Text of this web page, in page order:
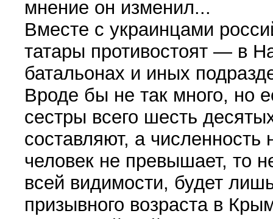
мнение он изменил...
Вместе с украинцами
татары противостоят — в
батальонах и иных
Вроде бы не так много, но
сестры всего шесть
составляют, а
человек не превышает, то
всей видимости, будет
призывного возраста в